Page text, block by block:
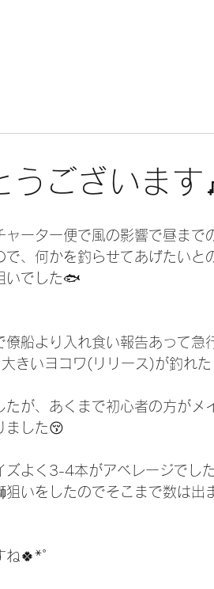
うございます
ーター便で風の影響で昼まで
、何かを釣らせてあげたいと
いでした🐟
船より入れ食い報告あって急
きいヨコワ(リリース)が釣れ
が、あくまで初心者の方がメ
ました😚
ズよく3-4本がアベレージでし
いをしたのでそこまで数は出
🍀*゜